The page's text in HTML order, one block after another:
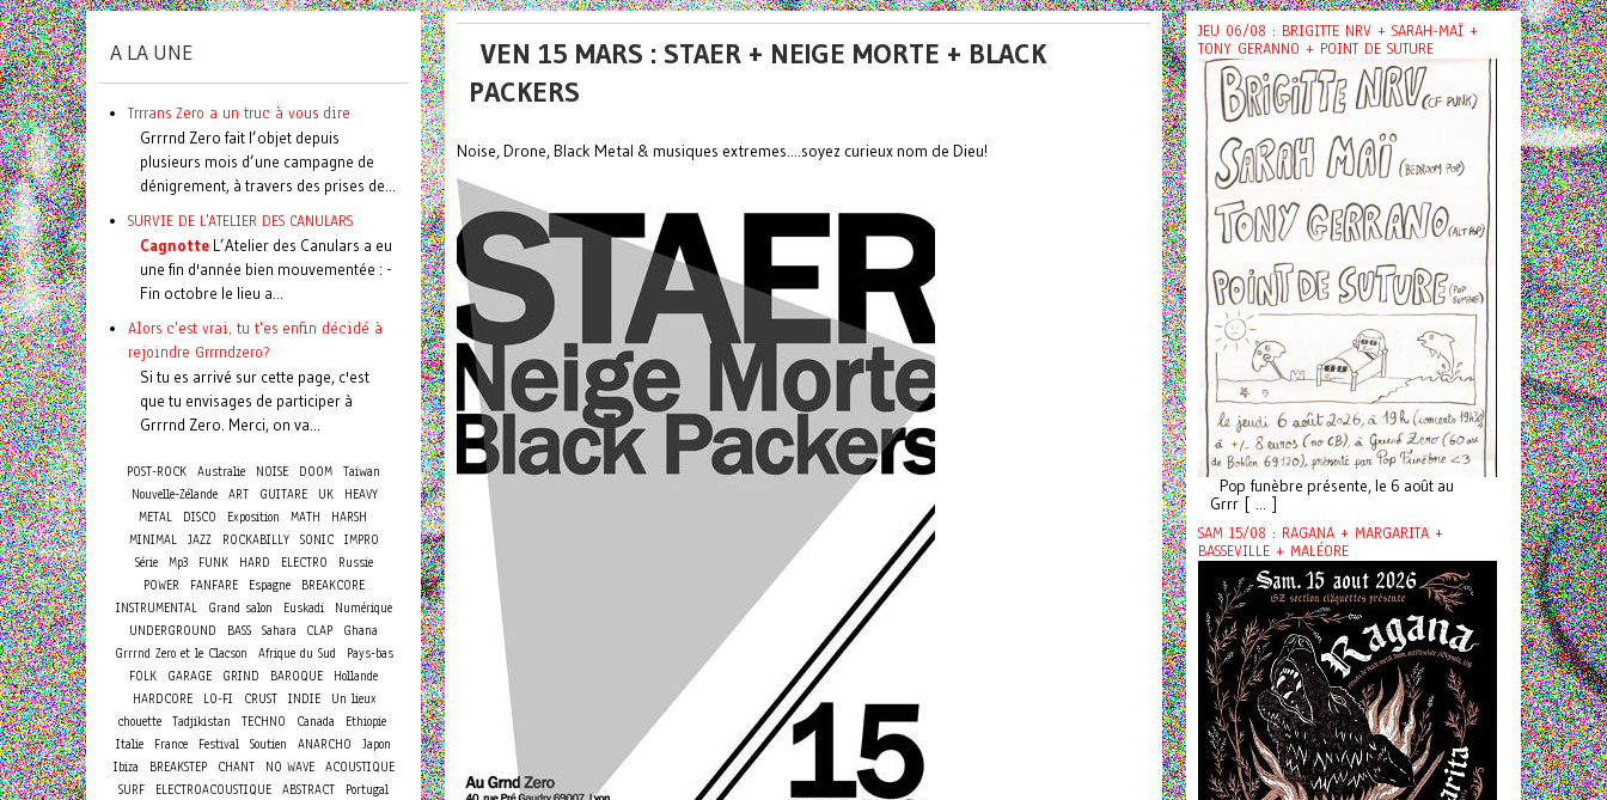
VEN 15 MARS : STAER + NEIGE MORTE + BLACK
PACKERS
Noise, Drone, Black Metal & musiques extremes....soyez curieux nom de Dieu!
A LA UNE
Trrrans Zero a un truc à vous dire
Grrrnd Zero fait l’objet depuis
plusieurs mois d’une campagne de
dénigrement, à travers des prises de...
SURVIE DE L'ATELIER DES CANULARS
Cagnotte L’Atelier des Canulars a eu
une fin d'année bien mouvementée : -
Fin octobre le lieu a...
Alors c'est vrai, tu t'es enfin décidé à
rejoindre Grrrndzero?
Si tu es arrivé sur cette page, c'est
que tu envisages de participer à
Grrrnd Zero. Merci, on va...
POST-ROCK Australie NOISE DOOM Taiwan
Nouvelle-Zélande ART GUITARE UK
HEAVY
METAL
DISCO Exposition MATH
HARSH
MINIMAL
JAZZ ROCKABILLY SONIC
IMPRO
Série
Mp3 FUNK HARD ELECTRO
Russie
POWER
FANFARE Espagne
BREAKCORE
INSTRUMENTAL
Grand salon Euskadi
Numérique
UNDERGROUND
BASS Sahara CLAP
Ghana
Grrrnd Zero et le Clacson
Afrique du Sud
Pays-bas
FOLK
GARAGE GRIND BAROQUE
Hollande
HARDCORE
LO-FI CRUST INDIE
Un lieux
chouette Tadjikistan TECHNO Canada
Ethiopie
Italie
France Festival Soutien ANARCHO
Japon
Ibiza
BREAKSTEP CHANT NO WAVE
ACOUSTIQUE
SURF
ELECTROACOUSTIQUE ABSTRACT
Portugal
JEU 06/08 : BRIGITTE NRV + SARAH-MAÏ +
TONY GERANNO + POINT DE SUTURE
Pop funèbre présente, le 6 août au
Grrr [ ... ]
SAM 15/08 : RAGANA + MARGARITA +
BASSEVILLE + MALÉORE